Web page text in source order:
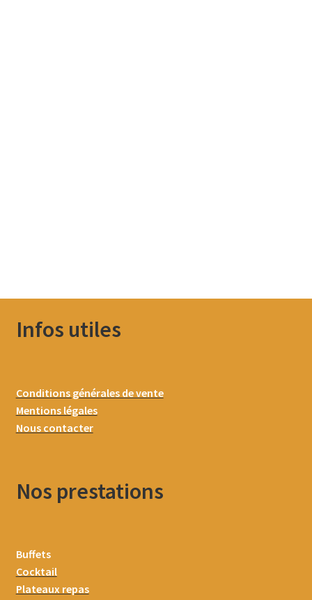
Infos utiles
Conditions générales de vente
Mentions légales
Nous contacter
Nos prestations
Buffets
Cocktail
Plateaux repas